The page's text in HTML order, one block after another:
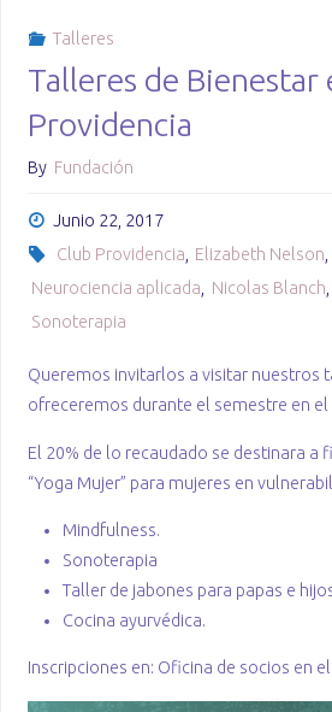
Talleres
Talleres de Bienestar
Providencia
By Fundación
Junio 22, 2017
Club Providencia
Elizabeth Nelson
Neurociencia aplicada
Nicolas Blanch
Sonoterapia
Queremos invitarlos a visitar nuestros
ofreceremos durante el semestre en el
El 20% de lo recaudado se destinara a
“Yoga Mujer” para mujeres en
Mindfulness.
Sonoterapia
Taller de jabones para papas e
Cocina ayurvédica.
Inscripciones en: Oficina de socios en el